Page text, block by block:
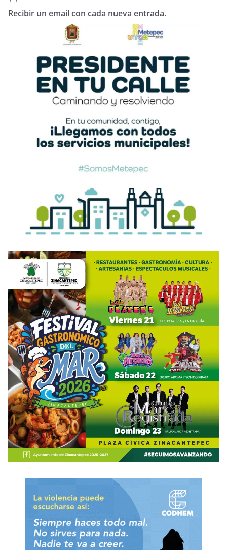
Recibir un email con cada nueva entrada.